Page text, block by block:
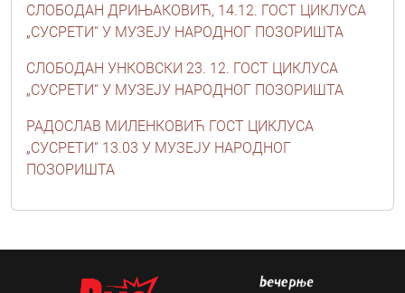
СЛОБОДАН ДРИЊАКОВИЋ, 14.12. ГОСТ ЦИКЛУСА
„СУСРЕТИ“ У МУЗЕЈУ НАРОДНОГ ПОЗОРИШТА
СЛОБОДАН УНКОВСКИ 23. 12. ГОСТ ЦИКЛУСА
„СУСРЕТИ“ У МУЗЕЈУ НАРОДНОГ ПОЗОРИШТА
РАДОСЛАВ МИЛЕНКОВИЋ ГОСТ ЦИКЛУСА
„СУСРЕТИ“ 13.03 У МУЗЕЈУ НАРОДНОГ
ПОЗОРИШТА